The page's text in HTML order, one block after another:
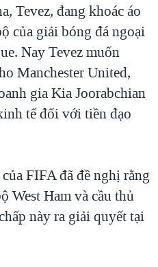
'BÊN THẮNG CUỘC'
VIỆT NAM
TẠI VIỆT NAM
TRỘM HẢI SÂM
TỪ NÔNG THÔN MỸ
Tevez, đang khoác áo
của giải bóng đá ngoại
Nay Tevez muốn
Manchester United,
gia Kia Joorabchian
tế đối với tiền đạo
FIFA đã đề nghị rằng
West Ham và cầu thủ
này ra giải quyết tại